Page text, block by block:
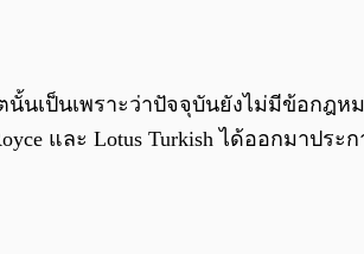
นั้นเป็นเพราะว่าปัจจุบันยังไม่มีข้อก
และ Lotus Turkish ได้ออกมาปร